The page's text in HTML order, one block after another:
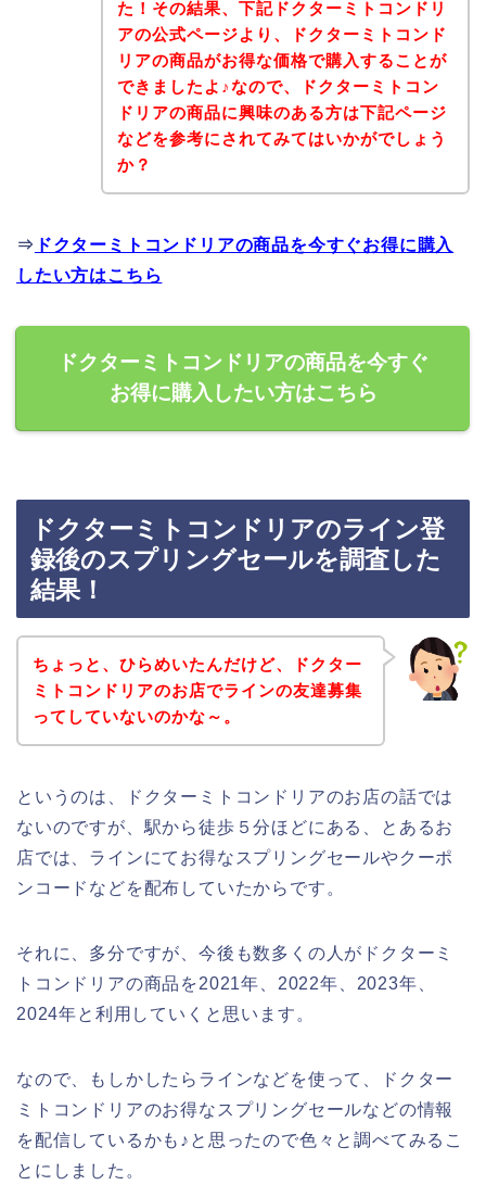
た！その結果、下記ドクターミトコンドリ
アの公式ページより、ドクターミトコンド
リアの商品がお得な価格で購入することが
できましたよ♪なので、ドクターミトコン
ドリアの商品に興味のある方は下記ページ
などを参考にされてみてはいかがでしょう
か？
⇒ ドクターミトコンドリアの商品を今すぐお得に購入
したい方はこちら
ドクターミトコンドリアの商品を今すぐ
お得に購入したい方はこちら
ドクターミトコンドリアのライン登
録後のスプリングセールを調査した
結果！
ちょっと、ひらめいたんだけど、ドクター
ミトコンドリアのお店でラインの友達募集
ってしていないのかな～。
というのは、ドクターミトコンドリアのお店の話では
ないのですが、駅から徒歩５分ほどにある、とあるお
店では、ラインにてお得なスプリングセールやクーポ
ンコードなどを配布していたからです。
それに、多分ですが、今後も数多くの人がドクターミ
トコンドリアの商品を2021年、2022年、2023年、
2024年と利用していくと思います。
なので、もしかしたらラインなどを使って、ドクター
ミトコンドリアのお得なスプリングセールなどの情報
を配信しているかも♪と思ったので色々と調べてみるこ
とにしました。